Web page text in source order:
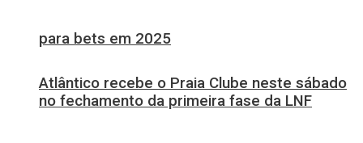
para bets em 2025
Atlântico recebe o Praia Clube neste sábado
no fechamento da primeira fase da LNF